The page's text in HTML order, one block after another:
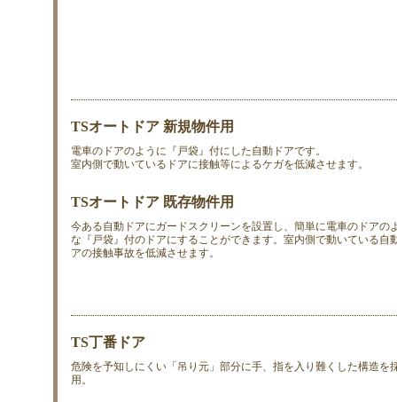
TSオートドア 新規物件用
電車のドアのように『戸袋』付にした自動ドアです。
室内側で動いているドアに接触等によるケガを低減させます。
TSオートドア 既存物件用
今ある自動ドアにガードスクリーンを設置し、簡単に電車のドアの
な『戸袋』付のドアにすることができます。室内側で動いている自
アの接触事故を低減させます。
TS丁番ドア
危険を予知しにくい「吊り元」部分に手、指を入り難くした構造を
用。